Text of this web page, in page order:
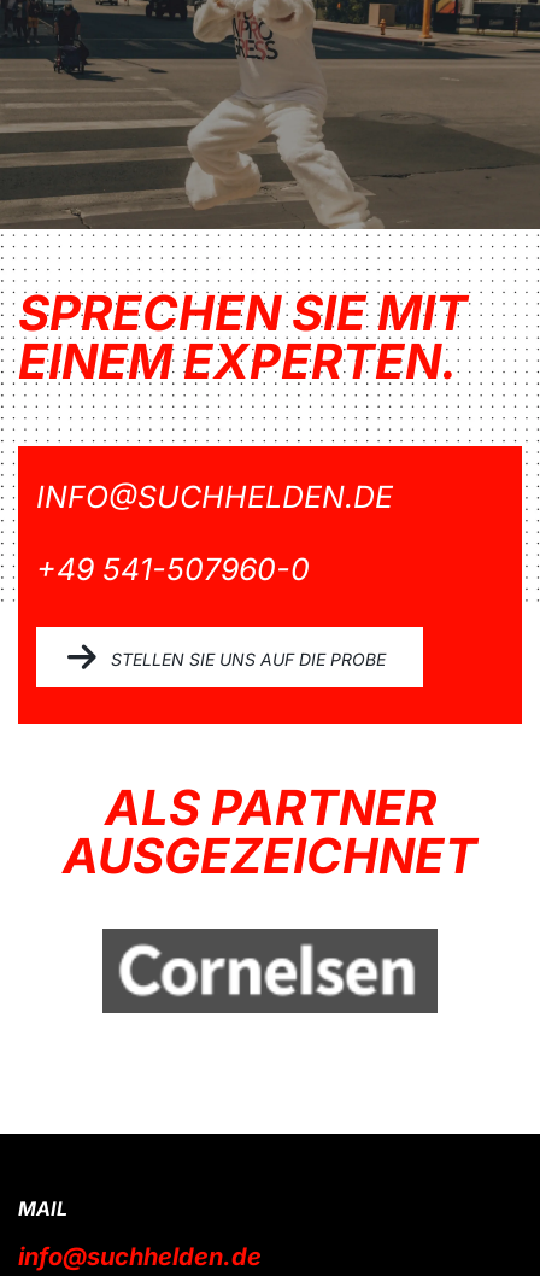
SPRECHEN SIE MIT
EINEM EXPERTEN.
INFO@SUCHHELDEN.DE
+49 541-507960-0
STELLEN SIE UNS AUF DIE PROBE
ALS PARTNER
AUSGEZEICHNET
MAIL
info@suchhelden.de